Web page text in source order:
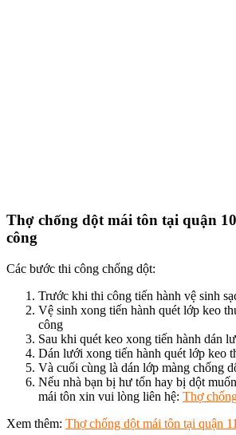
Thợ chống dột mái tôn tại quận
công
Các bước thi công chống dột:
Trước khi thi công tiến hành vệ sinh
Vệ sinh xong tiến hành quét lớp keo
công
Sau khi quét keo xong tiến hành dán
Dán lưới xong tiến hành quét lớp keo
Và cuối cùng là dán lớp màng chống
Nếu nhà bạn bị hư tổn hay bị dột
mái tôn xin vui lòng liên hệ: Thợ
Xem thêm: Thợ chống dột mái tôn tại quận 11